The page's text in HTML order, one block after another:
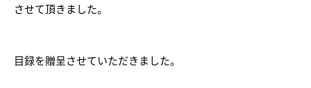
させて頂きました。
目録を贈呈させていただきました。